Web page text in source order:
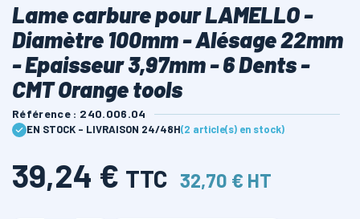
Lame carbure pour LAMELLO -
Diamètre 100mm - Alésage 22mm
- Epaisseur 3,97mm - 6 Dents -
CMT Orange tools
Référence : 240.006.04
EN STOCK - LIVRAISON 24/48H(2 article(s) en stock)
39,24 € TTC 32,70 € HT